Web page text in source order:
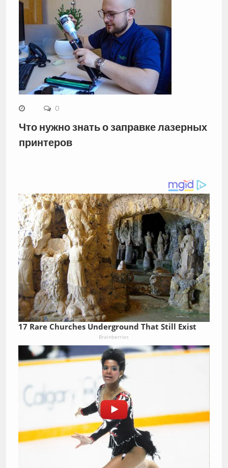
0
Что нужно знать о заправке лазерных
принтеров
17 Rare Churches Underground That Still Exist
Brainberries